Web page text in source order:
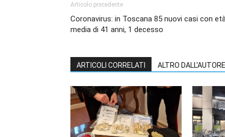
Articolo precedente
Coronavirus: in Toscana 85 nuovi casi con
media di 41 anni, 1 decesso
ARTICOLI CORRELATI ALTRO DALL'AUTORE